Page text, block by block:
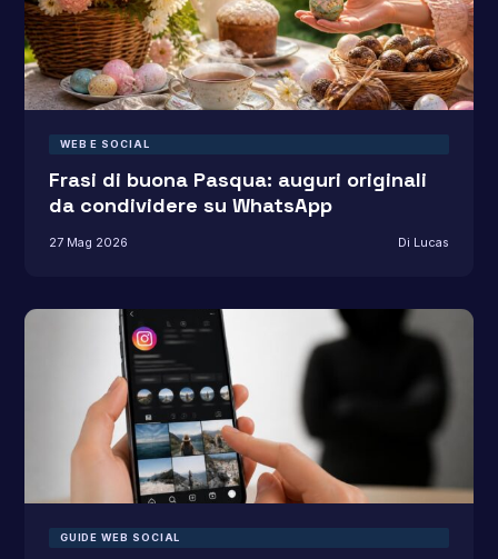
WEB E SOCIAL
Frasi di buona Pasqua: auguri originali
da condividere su WhatsApp
27 Mag 2026 Di Lucas
GUIDE WEB SOCIAL